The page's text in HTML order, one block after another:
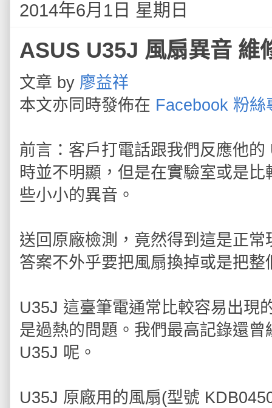
2014年6月1日 星期日
ASUS U35J 風扇異音 維
文章 by 廖益祥
本文亦同時發佈在 Facebook 粉絲
前言：客戶打電話跟我們反應他
時並不明顯，但是在實驗室或是
些小小的異音。
送回原廠檢測，竟然得到這是正
答案不外乎要把風扇換掉或是把
U35J 這臺筆電通常比較容易出現
是過熱的問題。我們最高記錄還
U35J 呢。
U35J 原廠用的風扇(型號